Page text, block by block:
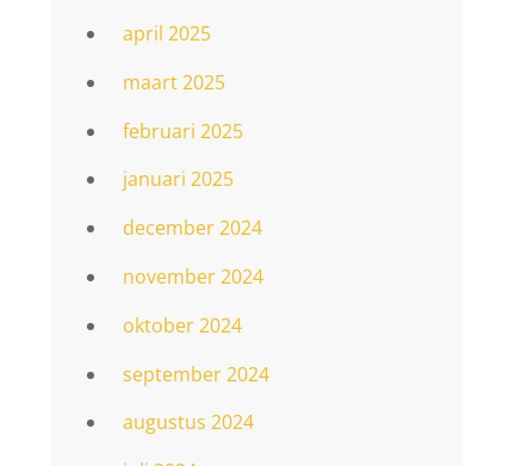
april 2025
maart 2025
februari 2025
januari 2025
december 2024
november 2024
oktober 2024
september 2024
augustus 2024